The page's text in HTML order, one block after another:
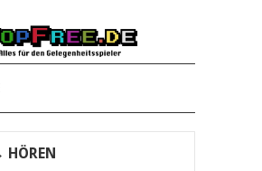
HÖREN